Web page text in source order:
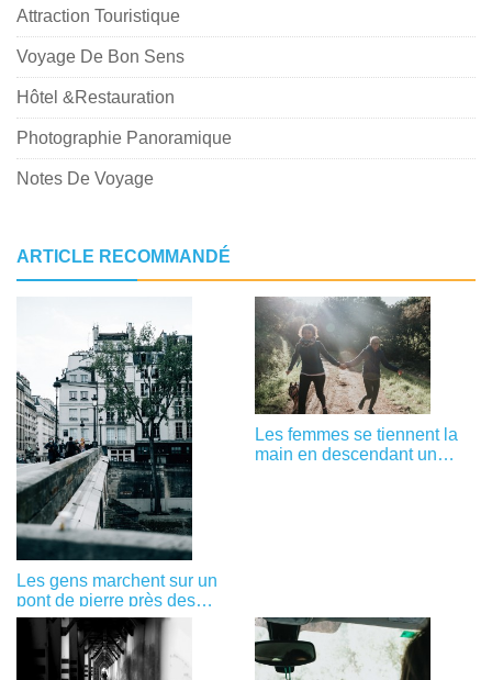
Attraction Touristique
Voyage De Bon Sens
Hôtel &Restauration
Photographie Panoramique
Notes De Voyage
ARTICLE RECOMMANDÉ
Les gens marchent sur un
pont de pierre près des
bâtiments Photo
Les femmes se tiennent la
main en descendant un